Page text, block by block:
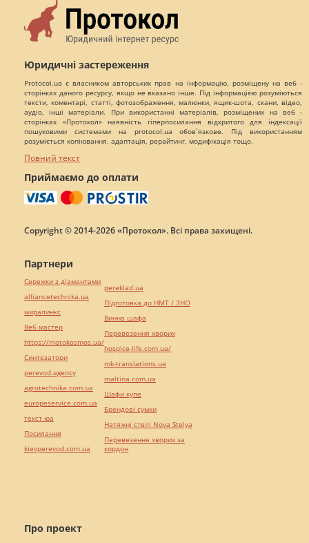
Юридичні застереження
Protocol.ua є власником авторських прав на інформацію, розміщену на веб -
сторінках даного ресурсу, якщо не вказано інше. Під інформацією розуміються
тексти, коментарі, статті, фотозображення, малюнки, ящик-шота, скани, відео,
аудіо, інші матеріали. При використанні матеріалів, розміщених на веб -
сторінках «Протокол» наявність гіперпосилання відкритого для індексації
пошуковими системами на protocol.ua обов`язкове. Під використанням
розуміється копіювання, адаптація, рерайтинг, модифікація тощо.
Повний текст
Приймаємо до оплати
Copyright © 2014-2026 «Протокол». Всі права захищені.
Про проект
Партнери
Сережки з діамантами
alliancetechnika.ua
миралинкс
Веб мастер
https://motokosmos.ua/
Синтезатори
perevod.agency
agrotechnika.com.ua
europeservice.com.ua
текст юа
Посилання
kievperevod.com.ua
pereklad.ua
Підготовка до НМТ / ЗНО
Винна шафа
Перевезення хворих
hospice-life.com.ua/
mk-translations.ua
maltina.com.ua
Шафи купе
Брендові сумки
Натяжні стелі Nova Stelya
Перевезення хворих за
кордон